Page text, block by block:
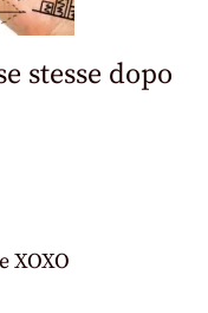
stesse dopo
XOXO